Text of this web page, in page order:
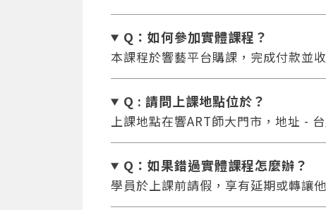
Q：如何參加實體課程？
本課程於響藝平台購課，完成付款並
Q : 請問上課地點位於？
上課地點在響ART師大門市，地址 -
Q：如果錯過實體課程怎麼辦？
學員於上課前請假，享有延期或轉讓